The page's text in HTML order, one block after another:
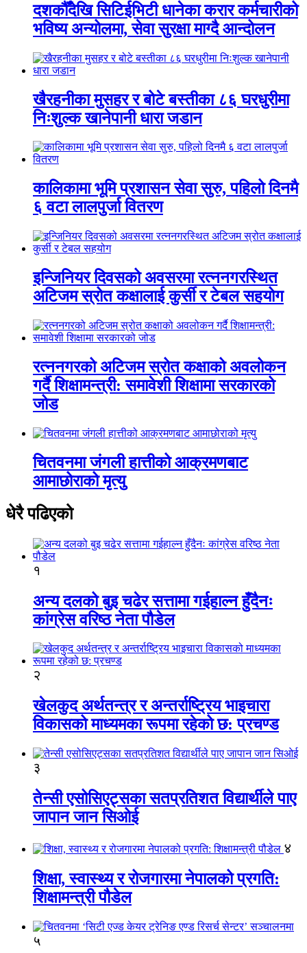
दशकौँदेखि सिटिईभिटी धानेका करार कर्मचारीको
भविष्य अन्योलमा, सेवा सुरक्षा माग्दै आन्दोलन
खैरहनीका मुसहर र बोटे बस्तीका ८६ घरधुरीमा
निःशुल्क खानेपानी धारा जडान
कालिकामा भूमि प्रशासन सेवा सुरु, पहिलो दिनमै
६ वटा लालपुर्जा वितरण
इन्जिनियर दिवसको अवसरमा रत्ननगरस्थित
अटिजम स्रोत कक्षालाई कुर्सी र टेबल सहयोग
रत्ननगरको अटिजम स्रोत कक्षाको अवलोकन
गर्दै शिक्षामन्त्री: समावेशी शिक्षामा सरकारको
जोड
चितवनमा जंगली हात्तीको आक्रमणबाट
आमाछोराको मृत्यु
धेरै पढिएको
१
अन्य दलको बुइ चढेर सत्तामा गईहाल्न हुँदैनः
कांग्रेस वरिष्ठ नेता पौडेल
२
खेलकुद अर्थतन्त्र र अन्तर्राष्ट्रिय भाइचारा
विकासको माध्यमका रूपमा रहेको छ: प्रचण्ड
३
तेन्सी एसोसिएट्सका सतप्रतिशत विद्यार्थीले पाए
जापान जान सिओई
४
शिक्षा, स्वास्थ्य र रोजगारमा नेपालको प्रगति:
शिक्षामन्त्री पौडेल
५